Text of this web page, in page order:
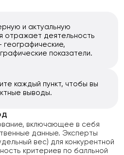
и актуальную
отражает деятельность
географические,
показатели.
каждый пункт, чтобы вы
выводы.
включающее в себя
данные. Эксперты
вес) для конкурентной
критериев по балльной